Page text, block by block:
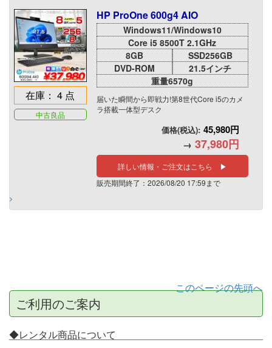
在庫： 4 点
中古良品
HP ProOne 600g4 AIO
Windows11/Windows10
Core i5 8500T 2.1GHz
8GB
SSD256GB
DVD-ROM
21.5インチ
重量6570g
届いた瞬間から即戦力!第8世代Core i5のカメ
ラ搭載一体型デスク
価格(税込): 45,980円
→ 37,980円
詳しい情報・ご注文はこちら ▶
販売期間終了：2026/08/20 17:59まで
このページの先頭へ
ご利用のご案内
◆レンタル商品について